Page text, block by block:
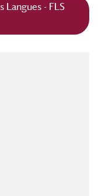
Langues - FLS